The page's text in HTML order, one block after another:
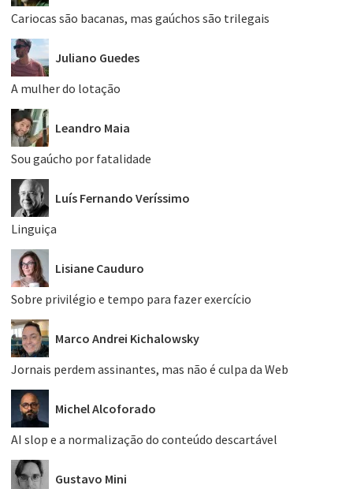
Cariocas são bacanas, mas gaúchos são trilegais
Juliano Guedes
A mulher do lotação
Leandro Maia
Sou gaúcho por fatalidade
Luís Fernando Veríssimo
Linguiça
Lisiane Cauduro
Sobre privilégio e tempo para fazer exercício
Marco Andrei Kichalowsky
Jornais perdem assinantes, mas não é culpa da Web
Michel Alcoforado
AI slop e a normalização do conteúdo descartável
Gustavo Mini